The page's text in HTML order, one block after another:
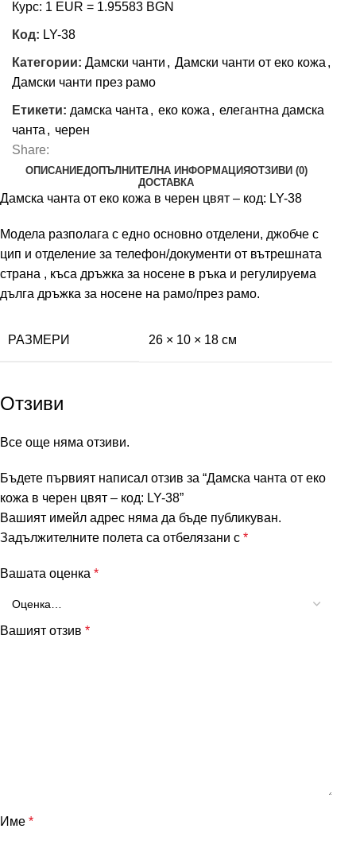
Курс: 1 EUR = 1.95583 BGN
Код: LY-38
Категории: Дамски чанти , Дамски чанти от еко кожа ,
Дамски чанти през рамо
Етикети: дамска чанта , еко кожа , елегантна дамска
чанта , черен
Share:
ОПИСАНИЕДОПЪЛНИТЕЛНА ИНФОРМАЦИЯОТЗИВИ (0)
ДОСТАВКА
Дамска чанта от еко кожа в черен цвят – код: LY-38
Модела разполага с едно основно отделени, джобче с
цип и отделение за телефон/документи от вътрешната
страна , къса дръжка за носене в ръка и регулируема
дълга дръжка за носене на рамо/през рамо.
РАЗМЕРИ 26 × 10 × 18 см
Отзиви
Все още няма отзиви.
Бъдете първият написал отзив за “Дамска чанта от еко
кожа в черен цвят – код: LY-38”
Вашият имейл адрес няма да бъде публикуван.
Задължителните полета са отбелязани с*
Вашата оценка*
Вашият отзив*
Име*